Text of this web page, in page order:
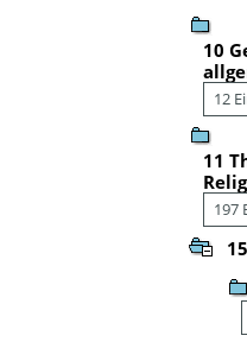
10
12
11
197